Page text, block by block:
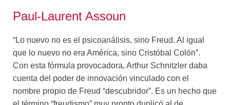
Paul-Laurent Assoun
“Lo nuevo no es el psicoanálisis, sino Freud. Al igual
que lo nuevo no era América, sino Cristóbal Colón”.
Con esta fórmula provocadora, Arthur Schnitzler daba
cuenta del poder de innovación vinculado con el
nombre propio de Freud “descubridor”. Es un hecho que